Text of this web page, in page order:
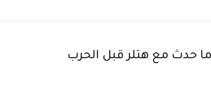
حدث مع هتلر قبل الحرب